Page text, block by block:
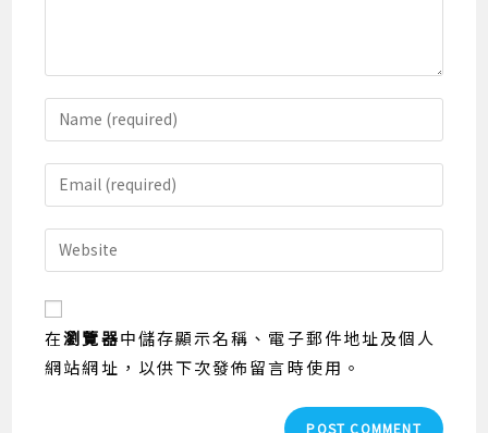
Enter
your
name
or
to
comment
Enter
your
email
address
Enter
your
URL
(optional)
在瀏覽器中儲存顯示名稱、電子郵件地址及個人
網站網址，以供下次發佈留言時使用。